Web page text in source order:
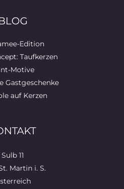
Edition
Taufkerzen
Motive
Gastgeschenke
auf Kerzen
Sulb 11
Martin i. S.